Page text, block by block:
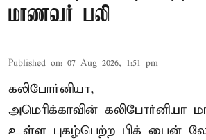
மாணவர் பலி
Published on: 07 Aug 2026, 1:51 pm
கலிபோர்னியா,
அமெரிக்காவின் கலிபோர்னியா
உள்ள புகழ்பெற்ற பிக் பைன்